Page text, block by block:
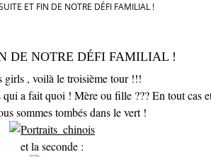
ET FIN DE NOTRE DÉFI FAMILIAL !
DE NOTRE DÉFI FAMILIAL !
girls , voilà le troisième tour !!!
qui a fait quoi ! Mère ou fille ??? En tout cas
sommes tombés dans le vert !
et la seconde :